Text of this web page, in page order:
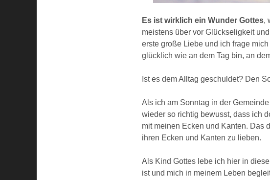
Es ist wirklich ein Wunder Gottes,
meistens über vor Glückseligkeit
erste große Liebe und ich frage
glücklich wie an dem Tag bin, an
Ist es dem Alltag geschuldet? Den
Als ich am Sonntag in der
wieder so richtig bewusst, dass ich
mit meinen Ecken und Kanten. Das
ihren Ecken und Kanten zu lieben.
Als Kind Gottes lebe ich hier in
ist und mich in meinem Leben